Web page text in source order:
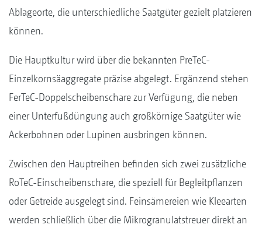
Ablageorte, die unterschiedliche Saatgüter gezielt platzieren
können.
Die Hauptkultur wird über die bekannten PreTeC-
Einzelkornsäaggregate präzise abgelegt. Ergänzend stehen
FerTeC-Doppelscheibenschare zur Verfügung, die neben
einer Unterfußdüngung auch großkörnige Saatgüter wie
Ackerbohnen oder Lupinen ausbringen können.
Zwischen den Hauptreihen befinden sich zwei zusätzliche
RoTeC-Einscheibenschare, die speziell für Begleitpflanzen
oder Getreide ausgelegt sind. Feinsämereien wie Kleearten
werden schließlich über die Mikrogranulatstreuer direkt an